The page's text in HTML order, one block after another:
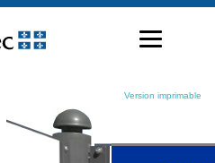
Version imprimable